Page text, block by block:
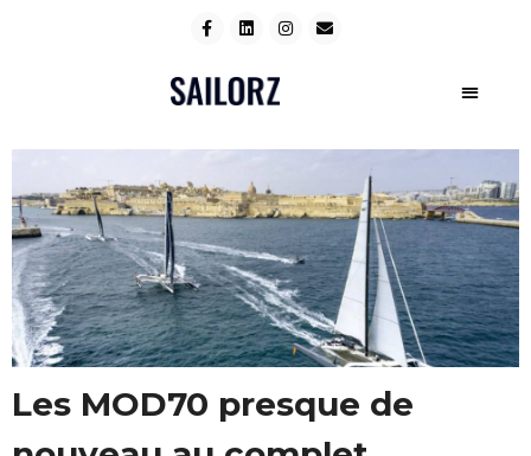
Les MOD70 presque de